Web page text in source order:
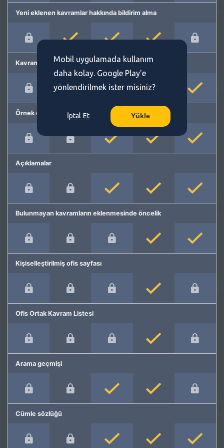
Yeni eklenen kavramlar hakkında bildirim alma
Kavram önerme
Örnek cümleler
Açıklamalar
Bulunmayan kavramların eklenmesinde öncelik
Kişiselleştirilmiş ofis sayfası
Ofis Ortak Kavram Listesi
Arama geçmişi
Cümle sözlüğü
Mobil uygulamada kullanım
daha kolay. Google Play'e
yönlendirilmek ister misiniz?
İptal Et Yükle